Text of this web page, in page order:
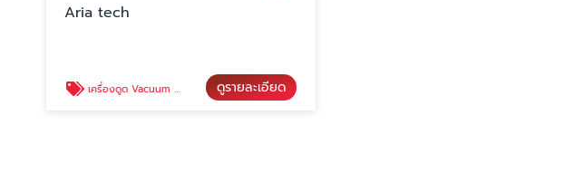
Aria tech
เครื่องดูด Vacuum Conveyor ดูรายละเอียด